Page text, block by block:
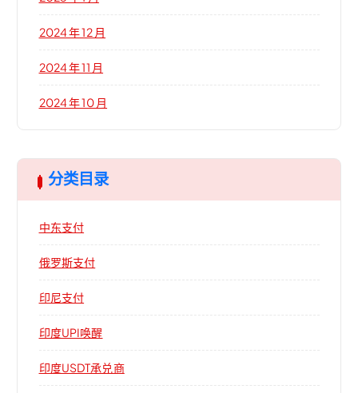
2024 年 12 月
2024 年 11 月
2024 年 10 月
分类目录
中东支付
俄罗斯支付
印尼支付
印度UPI唤醒
印度USDT承兑商